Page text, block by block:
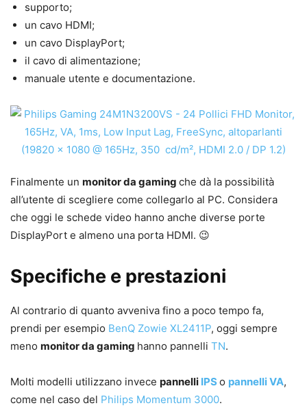
supporto;
un cavo HDMI;
un cavo DisplayPort;
il cavo di alimentazione;
manuale utente e documentazione.
Finalmente un monitor da gaming che dà la possibilità
all’utente di scegliere come collegarlo al PC. Considera
che oggi le schede video hanno anche diverse porte
DisplayPort e almeno una porta HDMI. 😉
Specifiche e prestazioni
Al contrario di quanto avveniva fino a poco tempo fa,
prendi per esempio BenQ Zowie XL2411P, oggi sempre
meno monitor da gaming hanno pannelli TN.
Molti modelli utilizzano invece pannelli IPS o pannelli VA,
come nel caso del Philips Momentum 3000.